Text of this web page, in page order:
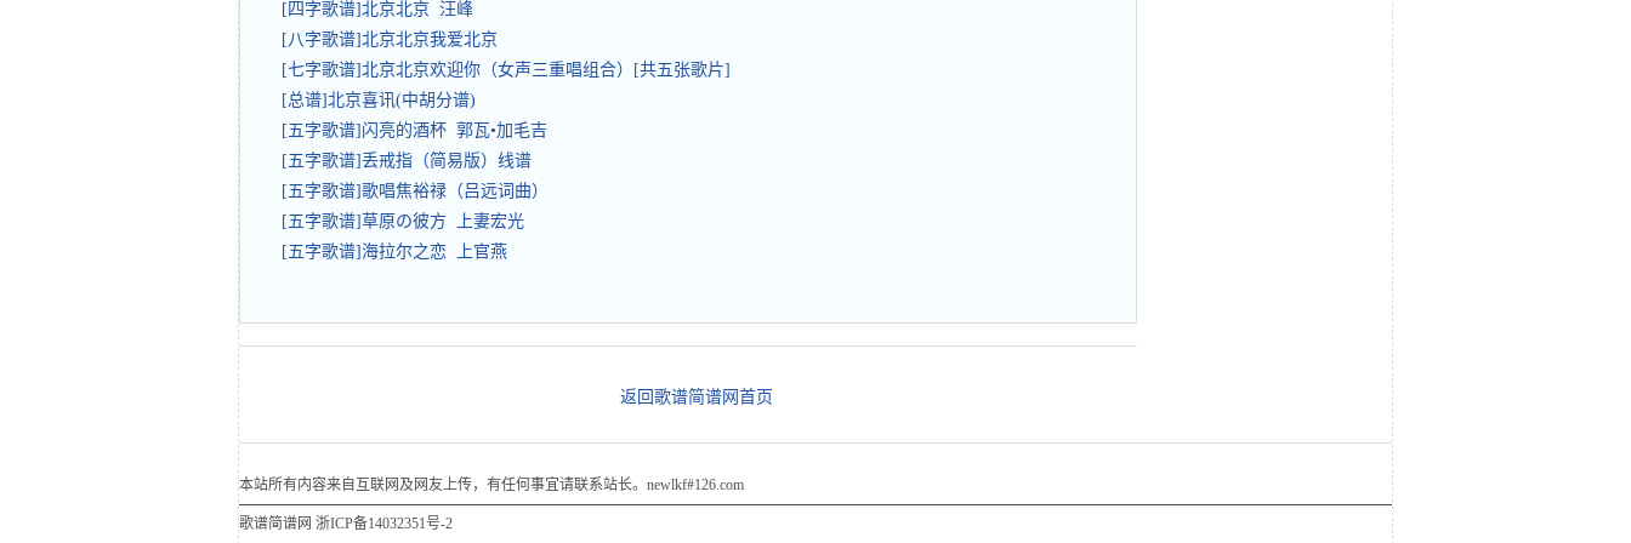
[四字歌谱]北京北京 汪峰
[八字歌谱]北京北京我爱北京
[七字歌谱]北京北京欢迎你（女声三重唱组合）[共五张歌片]
[总谱]北京喜讯(中胡分谱)
[五字歌谱]闪亮的酒杯 郭瓦•加毛吉
[五字歌谱]丢戒指（简易版）线谱
[五字歌谱]歌唱焦裕禄（吕远词曲）
[五字歌谱]草原の彼方 上妻宏光
[五字歌谱]海拉尔之恋 上官燕
返回歌谱简谱网首页
本站所有内容来自互联网及网友上传，有任何事宜请联系站长。newlkf#126.com
歌谱简谱网 浙ICP备14032351号-2